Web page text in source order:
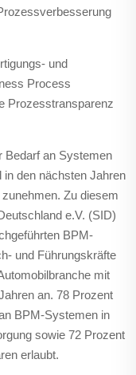
und
Process
Prozesstransparenz
Bedarf an Systemen
den nächsten Jahren
Zu diesem
e.V. (SID)
BPM-
und Führungskräfte
mit
an. 78 Prozent
BPM-Systemen in
sowie 72 Prozent
erlaubt.